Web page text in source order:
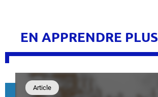
EN APPRENDRE PLUS
Article